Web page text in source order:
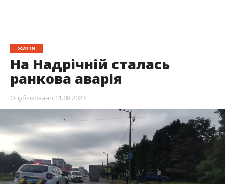
ЖИТТЯ
На Надрічній сталась
ранкова аварія
Опубліковано 11.08.2023